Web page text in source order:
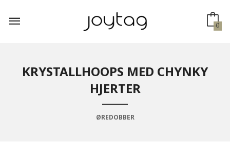
innholdet
0
KRYSTALLHOOPS MED CHYNKY
HJERTER
ØREDOBBER